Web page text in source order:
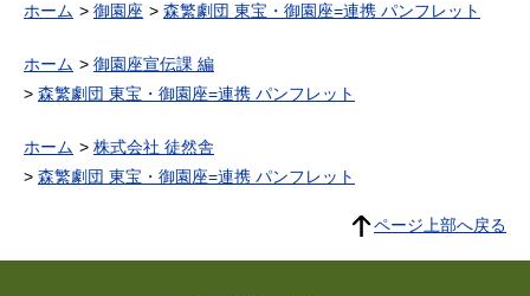
ホーム 御園座 森繁劇団 東宝・御園座=連携 パンフレット
ホーム
御園座宣伝課 編
森繁劇団 東宝・御園座=連携 パンフレット
ホーム
株式会社 徒然舎
森繁劇団 東宝・御園座=連携 パンフレット
ページ上部へ戻る